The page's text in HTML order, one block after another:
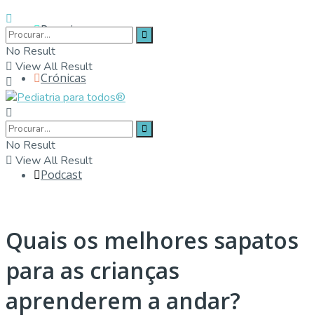
Parceiros
Crónicas
Contactos
Podcast
No Result
View All Result
No Result
View All Result
Quais os melhores sapatos
para as crianças
aprenderem a andar?